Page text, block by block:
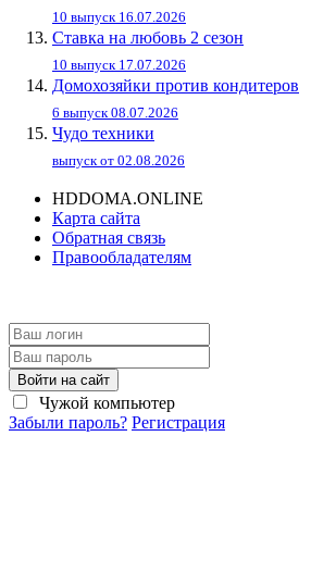
10 выпуск 16.07.2026
Ставка на любовь 2 сезон
10 выпуск 17.07.2026
Домохозяйки против кондитеров
6 выпуск 08.07.2026
Чудо техники
выпуск от 02.08.2026
HDDOMA.ONLINE
Карта сайта
Обратная связь
Правообладателям
Войти на сайт
Чужой компьютер
Забыли пароль? Регистрация